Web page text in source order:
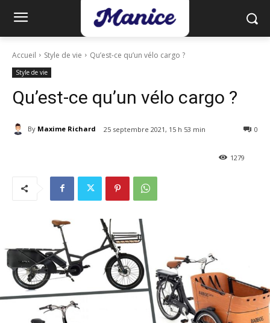
Accueil Style de vie Qu’est-ce qu’un vélo cargo ?
Style de vie
Qu’est-ce qu’un vélo cargo ?
By Maxime Richard 25 septembre 2021, 15 h 53 min 0
1279